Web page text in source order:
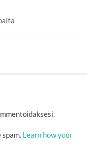
Learn how your